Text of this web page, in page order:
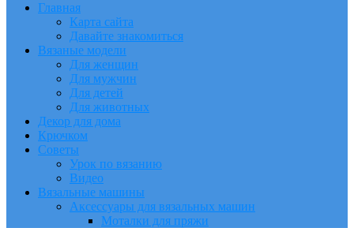
Главная
Карта сайта
Давайте знакомиться
Вязаные модели
Для женщин
Для мужчин
Для детей
Для животных
Декор для дома
Крючком
Советы
Урок по вязанию
Видео
Вязальные машины
Аксессуары для вязальных машин
Моталки для пряжи